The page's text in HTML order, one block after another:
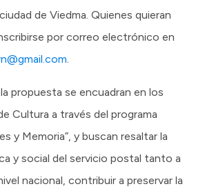
de Viedma. Quienes quieran
por correo electrónico en
propuesta se encuadran en los
Cultura a través del programa
y Memoria”, y buscan resaltar la
y social del servicio postal tanto a
nacional, contribuir a preservar la